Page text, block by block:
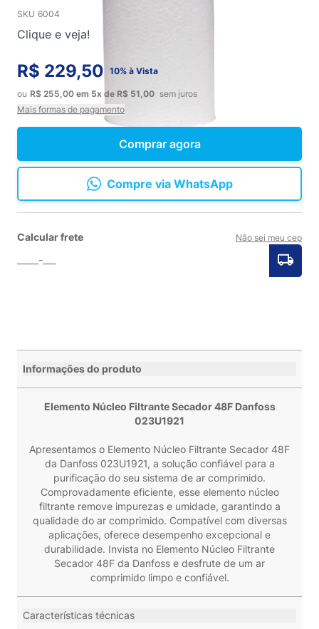
SKU 6004
Clique e veja!
Comprar agora
R$ 229,50 10% à Vista
ou R$ 255,00 em 5x de R$ 51,00 sem juros
Mais formas de pagamento
Compre via WhatsApp
Calcular frete Não sei meu cep
Informações do produto
Elemento Núcleo Filtrante Secador 48F Danfoss
023U1921
Apresentamos o Elemento Núcleo Filtrante Secador 48F
da Danfoss 023U1921, a solução confiável para a
purificação do seu sistema de ar comprimido.
Comprovadamente eficiente, esse elemento núcleo
filtrante remove impurezas e umidade, garantindo a
qualidade do ar comprimido. Compatível com diversas
aplicações, oferece desempenho excepcional e
durabilidade. Invista no Elemento Núcleo Filtrante
Secador 48F da Danfoss e desfrute de um ar
comprimido limpo e confiável.
Características técnicas